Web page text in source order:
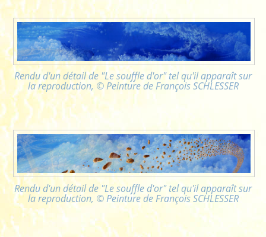
Rendu d'un détail de "Le souffle d'or" tel qu'il apparaît sur
la reproduction, © Peinture de François SCHLESSER
Rendu d'un détail de "Le souffle d'or" tel qu'il apparaît sur
la reproduction, © Peinture de François SCHLESSER